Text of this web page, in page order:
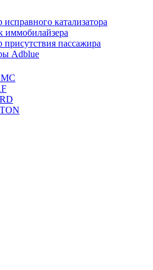
исправного катализатора
иммобилайзера
присутствия пассажира
Adblue